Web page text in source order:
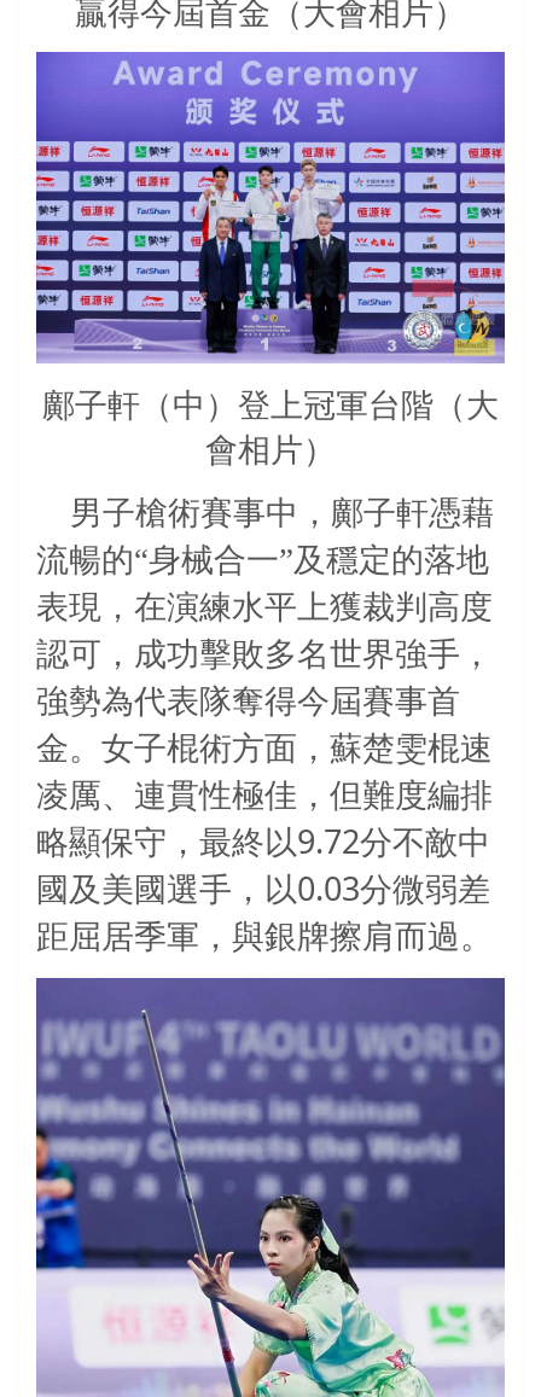
贏得今屆首金（大會相片）
鄺子軒（中）登上冠軍台階（大
會相片）
男子槍術賽事中，鄺子軒憑藉
流暢的“身械合一”及穩定的落地
表現，在演練水平上獲裁判高度
認可，成功擊敗多名世界強手，
強勢為代表隊奪得今屆賽事首
金。女子棍術方面，蘇楚雯棍速
凌厲、連貫性極佳，但難度編排
略顯保守，最終以9.72分不敵中
國及美國選手，以0.03分微弱差
距屈居季軍，與銀牌擦肩而過。